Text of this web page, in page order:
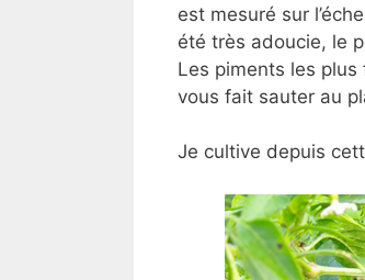
est mesuré sur
été très adoucie, le
Les piments les plus
vous fait sauter au
Je cultive depuis